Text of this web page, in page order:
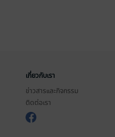
เกี่ยวกับเรา
ข่าวสารและกิจกรรม
ติดต่อเรา